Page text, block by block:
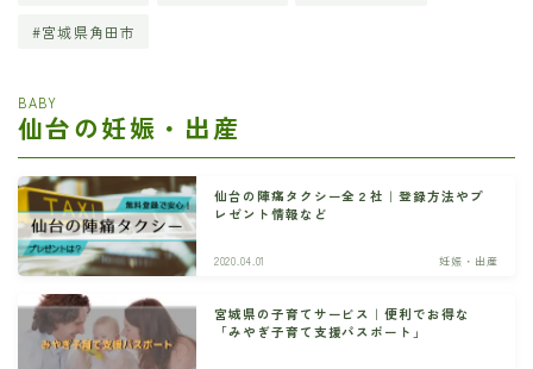
宮城県角田市
BABY
仙台の妊娠・出産
仙台の陣痛タクシー全２社｜登録方法やプ
レゼント情報など
2020.04.01 妊娠・出産
宮城県の子育てサービス｜便利でお得な
「みやぎ子育て支援パスポート」